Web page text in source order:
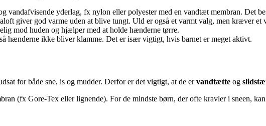
vandafvisende yderlag, fx nylon eller polyester med en vandtæt membran. Det
giver god varme uden at blive tungt. Uld er også et varmt valg, men kræver et
mod huden og hjælper med at holde hænderne tørre.
hænderne ikke bliver klamme. Det er især vigtigt, hvis barnet er meget aktivt.
for både sne, is og mudder. Derfor er det vigtigt, at de ervandtætte og
(fx Gore-Tex eller lignende). For de mindste børn, der ofte kravler i sneen,